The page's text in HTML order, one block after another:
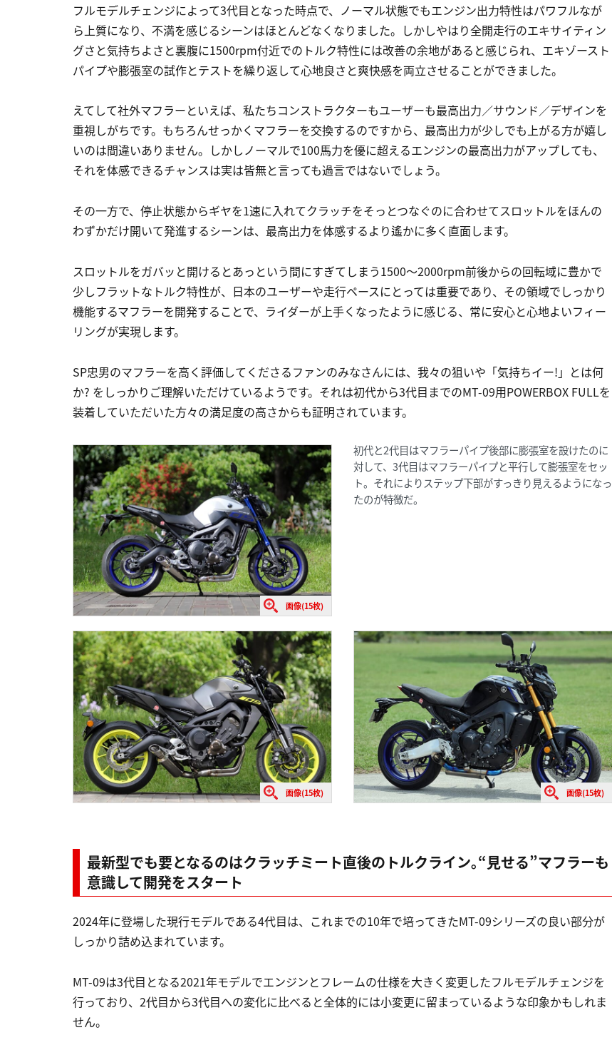
フルモデルチェンジによって3代目となった時点で、ノーマル状態でもエンジン出力特性はパワフルなが
ら上質になり、不満を感じるシーンはほとんどなくなりました。しかしやはり全開走行のエキサイティン
グさと気持ちよさと裏腹に1500rpm付近でのトルク特性には改善の余地があると感じられ、エキゾースト
パイプや膨張室の試作とテストを繰り返して心地良さと爽快感を両立させることができました。
えてして社外マフラーといえば、私たちコンストラクターもユーザーも最高出力／サウンド／デザインを
重視しがちです。もちろんせっかくマフラーを交換するのですから、最高出力が少しでも上がる方が嬉し
いのは間違いありません。しかしノーマルで100馬力を優に超えるエンジンの最高出力がアップしても、
それを体感できるチャンスは実は皆無と言っても過言ではないでしょう。
その一方で、停止状態からギヤを1速に入れてクラッチをそっとつなぐのに合わせてスロットルをほんの
わずかだけ開いて発進するシーンは、最高出力を体感するより遙かに多く直面します。
スロットルをガバッと開けるとあっという間にすぎてしまう1500～2000rpm前後からの回転域に豊かで
少しフラットなトルク特性が、日本のユーザーや走行ペースにとっては重要であり、その領域でしっかり
機能するマフラーを開発することで、ライダーが上手くなったように感じる、常に安心と心地よいフィー
リングが実現します。
SP忠男のマフラーを高く評価してくださるファンのみなさんには、我々の狙いや「気持ちイー!」とは何
か? をしっかりご理解いただけているようです。それは初代から3代目までのMT-09用POWERBOX FULLを
装着していただいた方々の満足度の高さからも証明されています。
画像(15枚)
初代と2代目はマフラーパイプ後部に膨張室を設けたのに
対して、3代目はマフラーパイプと平行して膨張室をセッ
ト。それによりステップ下部がすっきり見えるようになっ
たのが特徴だ。
画像(15枚) 画像(15枚)
最新型でも要となるのはクラッチミート直後のトルクライン｡“見せる”マフラーも
意識して開発をスタート
2024年に登場した現行モデルである4代目は、これまでの10年で培ってきたMT-09シリーズの良い部分が
しっかり詰め込まれています。
MT-09は3代目となる2021年モデルでエンジンとフレームの仕様を大きく変更したフルモデルチェンジを
行っており、2代目から3代目への変化に比べると全体的には小変更に留まっているような印象かもしれま
せん。